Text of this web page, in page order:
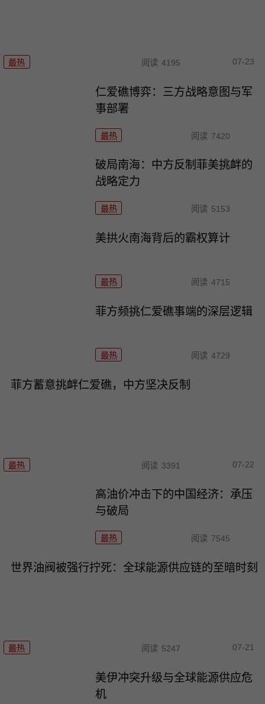
最热 阅读 4195 07-23
仁爱礁博弈：三方战略意图与军
事部署
最热 阅读 7420
破局南海：中方反制菲美挑衅的
战略定力
最热 阅读 5153
美拱火南海背后的霸权算计
最热 阅读 4715
菲方频挑仁爱礁事端的深层逻辑
最热 阅读 4729
菲方蓄意挑衅仁爱礁，中方坚决反制
最热 阅读 3391 07-22
高油价冲击下的中国经济：承压
与破局
最热 阅读 7545
世界油阀被强行拧死：全球能源供应链的至暗时刻
最热 阅读 5247 07-21
美伊冲突升级与全球能源供应危
机